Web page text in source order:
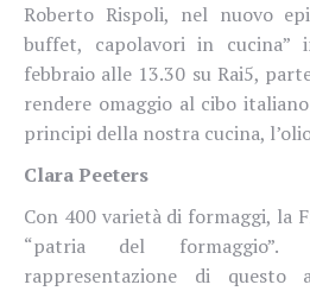
Roberto Rispoli, nel nuovo
buffet, capolavori in cucina”
febbraio alle 13.30 su Rai5,
rendere omaggio al cibo
principi della nostra cucina,
Clara Peeters
Con 400 varietà di formaggi, la
“patria del
rappresentazione di questo